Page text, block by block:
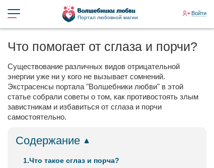
Портал любовной магии
Войти
Что помогает от сглаза и порчи?
Существование различных видов отрицательной
энергии уже ни у кого не вызывает сомнений.
Экстрасенсы портала "Волшебники любви" в этой
статье собрали советы о том, как противостоять злым
завистникам и избавиться от сглаза и порчи
самостоятельно.
Содержание
1.Что такое сглаз и порча?